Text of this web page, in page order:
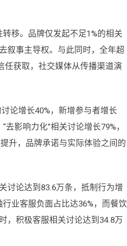
移。品牌仅发起不足1%的相关
叙事主导权。与此同时，全年超
任获取，社交媒体从传播渠道演
论增长40%，新增参与者增长
影响力化”相关讨论增长79%，
升，品牌承诺与实际体验之间的
讨论达到83.6万条，抵制行为增
业客服负面占比达36%，而餐饮
，积极客服相关讨论达到34.8万